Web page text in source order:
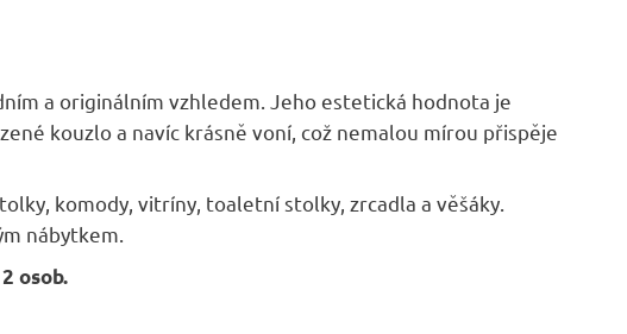
a originálním vzhledem. Jeho estetická hodnota je
kouzlo a navíc krásně voní, což nemalou mírou přispěje
komody, vitríny, toaletní stolky, zrcadla a věšáky.
nábytkem.
osob.